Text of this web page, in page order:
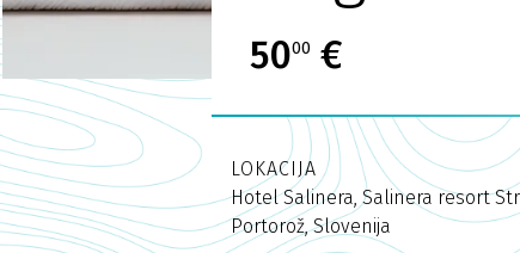
5000 €
LOKACIJA
Hotel Salinera, Salinera resort
Portorož, Slovenija